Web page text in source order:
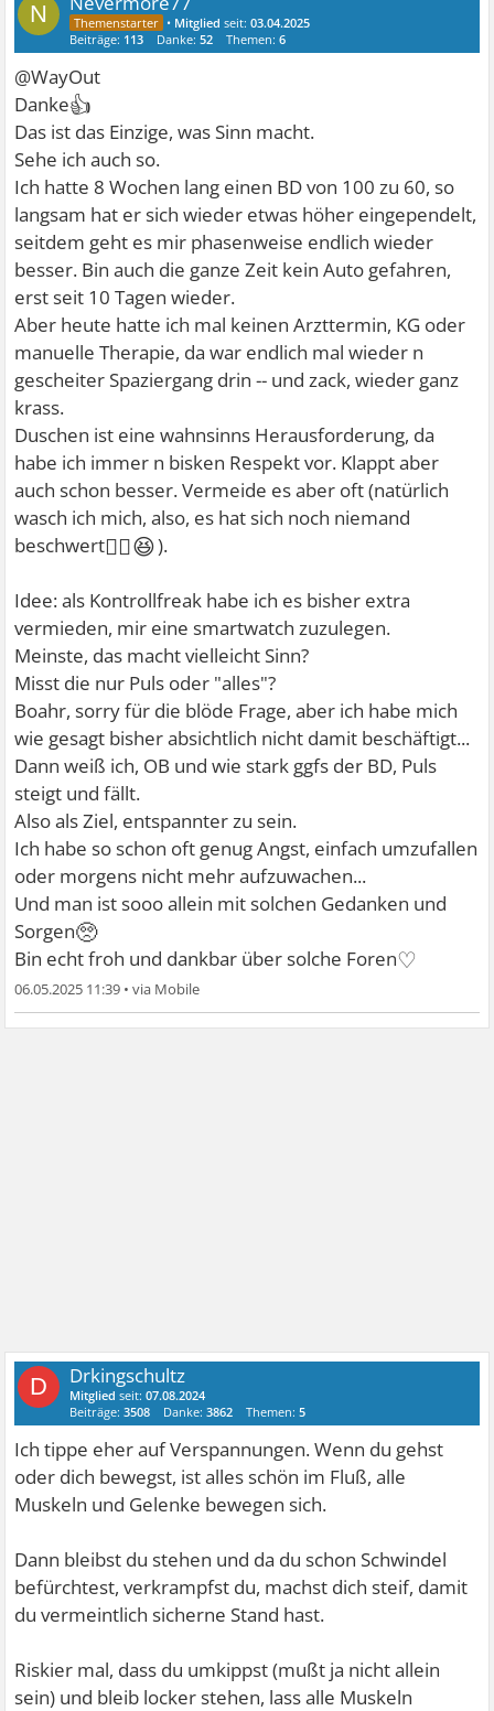
N • Mitglied seit:03.04.2025
Beiträge: 113 Danke:52 Themen:6
@WayOut
Danke👍
Das ist das Einzige, was Sinn macht.
Sehe ich auch so.
Ich hatte 8 Wochen lang einen BD von 100 zu 60, so
langsam hat er sich wieder etwas höher eingependelt,
seitdem geht es mir phasenweise endlich wieder
besser. Bin auch die ganze Zeit kein Auto gefahren,
erst seit 10 Tagen wieder.
Aber heute hatte ich mal keinen Arzttermin, KG oder
manuelle Therapie, da war endlich mal wieder n
gescheiter Spaziergang drin -- und zack, wieder ganz
krass.
Duschen ist eine wahnsinns Herausforderung, da
habe ich immer n bisken Respekt vor. Klappt aber
auch schon besser. Vermeide es aber oft (natürlich
wasch ich mich, also, es hat sich noch niemand
beschwert😵‍💫😆).
Idee: als Kontrollfreak habe ich es bisher extra
vermieden, mir eine smartwatch zuzulegen.
Meinste, das macht vielleicht Sinn?
Misst die nur Puls oder "alles"?
Boahr, sorry für die blöde Frage, aber ich habe mich
wie gesagt bisher absichtlich nicht damit beschäftigt...
Dann weiß ich, OB und wie stark ggfs der BD, Puls
steigt und fällt.
Also als Ziel, entspannter zu sein.
Ich habe so schon oft genug Angst, einfach umzufallen
oder morgens nicht mehr aufzuwachen...
Und man ist sooo allein mit solchen Gedanken und
Sorgen🥺
Bin echt froh und dankbar über solche Foren♡
06.05.2025 11:39 •
D Drkingschultz
Mitglied seit:07.08.2024
Beiträge:3508 Danke:3862 Themen:5
Ich tippe eher auf Verspannungen. Wenn du gehst
oder dich bewegst, ist alles schön im Fluß, alle
Muskeln und Gelenke bewegen sich.
Dann bleibst du stehen und da du schon Schwindel
befürchtest, verkrampfst du, machst dich steif, damit
du vermeintlich sicherne Stand hast.
Riskier mal, dass du umkippst (mußt ja nicht allein
sein) und bleib locker stehen, lass alle Muskeln